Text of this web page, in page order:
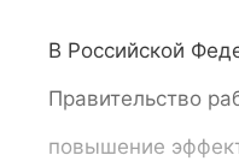
В Российской
Правительство
повышение